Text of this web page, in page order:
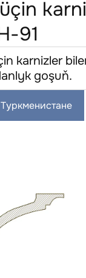
91
karnizler
goşuň.